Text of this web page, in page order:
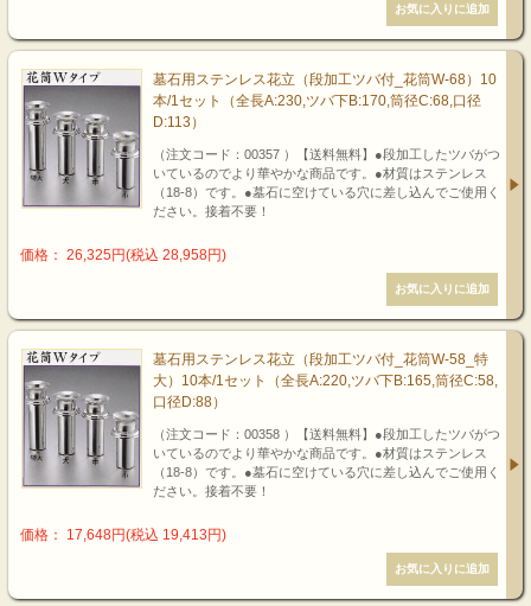
墓石用ステンレス花立（段加工ツバ付_花筒W-68）10
本/1セット（全長A:230,ツバ下B:170,筒径C:68,口径
D:113）
（注文コード：00357 ）【送料無料】●段加工したツバがつ
いているのでより華やかな商品です。●材質はステンレス
（18-8）です。●墓石に空けている穴に差し込んでご使用く
ださい。接着不要！
価格： 26,325円(税込 28,958円)
墓石用ステンレス花立（段加工ツバ付_花筒W-58_特
大）10本/1セット（全長A:220,ツバ下B:165,筒径C:58,
口径D:88）
（注文コード：00358 ）【送料無料】●段加工したツバがつ
いているのでより華やかな商品です。●材質はステンレス
（18-8）です。●墓石に空けている穴に差し込んでご使用く
ださい。接着不要！
価格： 17,648円(税込 19,413円)